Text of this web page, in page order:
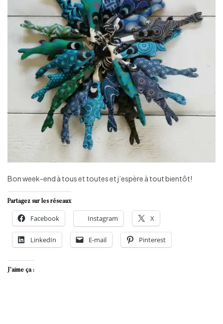
Bon week-end à tous et toutes et j’espère à tout bientôt!
Partagez sur les réseaux
Facebook Instagram X
LinkedIn E-mail Pinterest
J’aime ça :